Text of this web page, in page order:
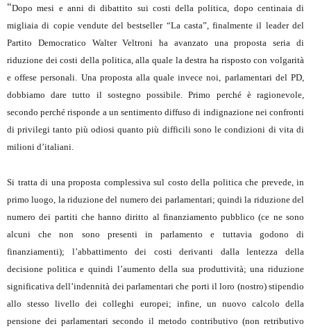
“Dopo mesi e anni di dibattito sui costi della politica, dopo centinaia di
migliaia di copie vendute del bestseller “La casta”, finalmente il leader del
Partito Democratico Walter Veltroni ha avanzato una proposta seria di
riduzione dei costi della politica, alla quale la destra ha risposto con volgarità
e offese personali. Una proposta alla quale invece noi, parlamentari del PD,
dobbiamo dare tutto il sostegno possibile. Primo perché è ragionevole,
secondo perché risponde a un sentimento diffuso di indignazione nei confronti
di privilegi tanto più odiosi quanto più difficili sono le condizioni di vita di
milioni d’italiani.
Si tratta di una proposta complessiva sul costo della politica che prevede, in
primo luogo, la riduzione del numero dei parlamentari; quindi la riduzione del
numero dei partiti che hanno diritto al finanziamento pubblico (ce ne sono
alcuni che non sono presenti in parlamento e tuttavia godono di
finanziamenti); l’abbattimento dei costi derivanti dalla lentezza della
decisione politica e quindi l’aumento della sua produttività; una riduzione
significativa dell’indennità dei parlamentari che porti il loro (nostro) stipendio
allo stesso livello dei colleghi europei; infine, un nuovo calcolo della
pensione dei parlamentari secondo il metodo contributivo (non retributivo